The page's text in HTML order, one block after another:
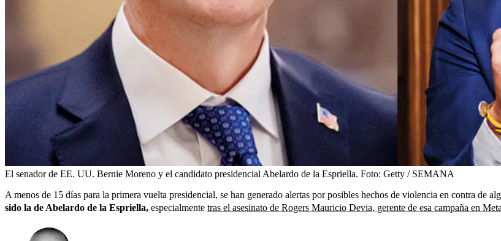
El senador de EE. UU. Bernie Moreno y el candidato presidencial Abelardo de la Espriella. Foto: Getty / SEMANA
A menos de 15 días para la primera vuelta presidencial, se han generado alertas por posibles hechos de violencia en contra de
sido la de Abelardo de la Espriella, especialmente tras el asesinato de Rogers Mauricio Devia, gerente de esa campaña en